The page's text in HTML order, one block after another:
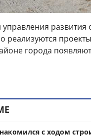
развития
реализуются
города
с ходом